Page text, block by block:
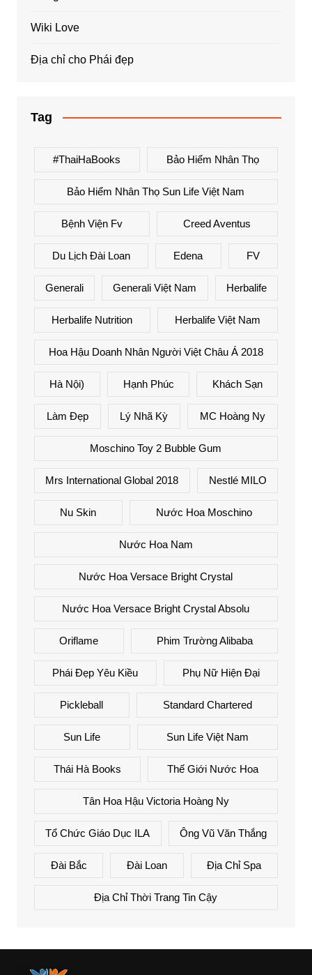
Wiki Love
Địa chỉ cho Phái đẹp
Tag
#ThaiHaBooks Bảo Hiểm Nhân Thọ
Bảo Hiểm Nhân Thọ Sun Life Việt Nam
Bệnh Viện Fv Creed Aventus
Du Lịch Đài Loan Edena FV
Generali Generali Việt Nam Herbalife
Herbalife Nutrition Herbalife Việt Nam
Hoa Hậu Doanh Nhân Người Việt Châu Á 2018
Hà Nội) Hạnh Phúc Khách Sạn
Làm Đẹp Lý Nhã Kỳ MC Hoàng Ny
Moschino Toy 2 Bubble Gum
Mrs International Global 2018 Nestlé MILO
Nu Skin Nước Hoa Moschino
Nước Hoa Nam
Nước Hoa Versace Bright Crystal
Nước Hoa Versace Bright Crystal Absolu
Oriflame Phim Trường Alibaba
Phái Đẹp Yêu Kiều Phụ Nữ Hiện Đại
Pickleball Standard Chartered
Sun Life Sun Life Việt Nam
Thái Hà Books Thế Giới Nước Hoa
Tân Hoa Hậu Victoria Hoàng Ny
Tổ Chức Giáo Dục ILA Ông Vũ Văn Thắng
Đài Bắc Đài Loan Địa Chỉ Spa
Địa Chỉ Thời Trang Tin Cậy